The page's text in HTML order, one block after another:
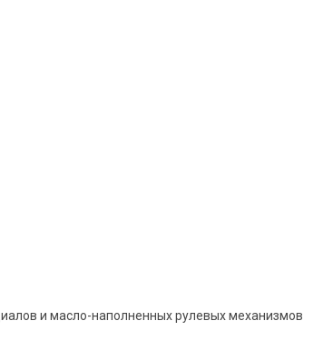
и масло-наполненных рулевых механизмов